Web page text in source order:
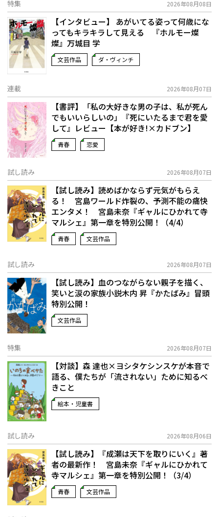
特集 2026年08月08日
【インタビュー】 あがいてる姿って何歳にな
ってもキラキラして見える 『ホルモー燦
燦』万城目 学
文芸作品 ダ・ヴィンチ
連載 2026年08月07日
【書評】「私の大好きな男の子は、私が死ん
でもいいらしいの」――『死にいたるまで君を愛
して』レビュー【本が好き!×カドブン】
青春 恋愛
試し読み 2026年08月07日
【試し読み】読めばかならず元気がもらえ
る！ 宮島ワールド炸裂の、予測不能の痛快
エンタメ！ 宮島未奈『ギャルにひかれて寺
マルシェ』第一章を特別公開！（4/4）
青春 文芸作品
試し読み 2026年08月07日
【試し読み】血のつながらない親子を描く、
笑いと涙の家族小説――木内 昇『かたばみ』冒頭
特別公開！
文芸作品
特集 2026年08月07日
【対談】森 達也×ヨシタケシンスケが本音で
語る、僕たちが「流されない」ために知るべ
きこと
絵本・児童書
試し読み 2026年08月06日
【試し読み】『成瀬は天下を取りにいく』著
者の最新作！ 宮島未奈『ギャルにひかれて
寺マルシェ』第一章を特別公開！（3/4）
青春 文芸作品